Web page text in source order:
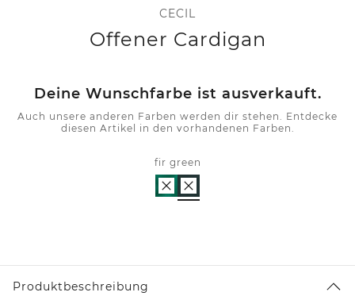
CECIL
Offener Cardigan
Deine Wunschfarbe ist ausverkauft.
Auch unsere anderen Farben werden dir stehen. Entdecke
diesen Artikel in den vorhandenen Farben.
fir green
Produktbeschreibung